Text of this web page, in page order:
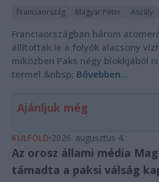
Franciaország Magyar Péter Aszály
Franciaországban három
állítottak le a folyók alacsony
miközben Paks négy blokkjából
termel.&nbsp; Bővebben...
Ajánljuk még
KÜLFÖLD 2026. augusztus 4.
Az orosz állami média
támadta a paksi válság